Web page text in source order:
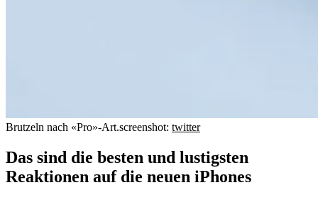
Brutzeln nach «Pro»-Art.screenshot: twitter
Das sind die besten und lustigsten
Reaktionen auf die neuen iPhones